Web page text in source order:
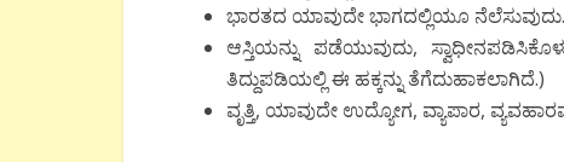
ಭಾರತದ ಯಾವುದೇ ಭಾಗದಲ್ಲಿಯೂ ನೆಲೆಸುವುದು.
ಆಸ್ತಿಯನ್ನು ಪಡೆಯುವುದು,
ತಿದ್ದುಪಡಿಯಲ್ಲಿ ಈ ಹಕ್ಕನ್ನು ತೆಗೆದುಹಾಕಲಾಗಿದೆ.)
ವೃತ್ತಿ, ಯಾವುದೇ ಉದ್ಯೋಗ, ವ್ಯಾಪಾರ,